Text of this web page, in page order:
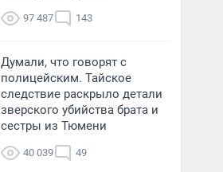
97 487 143
Думали, что говорят с
полицейским. Тайское
следствие раскрыло детали
зверского убийства брата и
сестры из Тюмени
40 039 49